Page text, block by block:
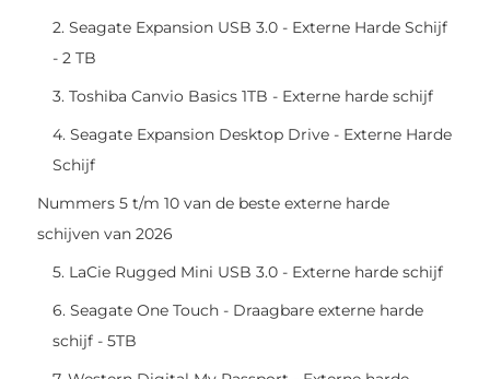
2. Seagate Expansion USB 3.0 - Externe Harde Schijf
- 2 TB
3. Toshiba Canvio Basics 1TB - Externe harde schijf
4. Seagate Expansion Desktop Drive - Externe Harde
Schijf
Nummers 5 t/m 10 van de beste externe harde
schijven van 2026
5. LaCie Rugged Mini USB 3.0 - Externe harde schijf
6. Seagate One Touch - Draagbare externe harde
schijf - 5TB